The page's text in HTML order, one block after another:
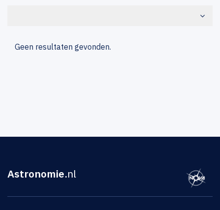
Geen resultaten gevonden.
Astronomie.nl